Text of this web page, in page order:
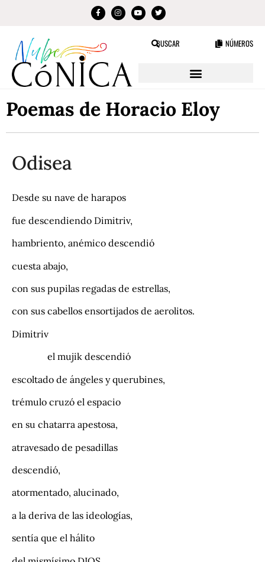
BUSCAR NÚMEROS
Poemas de Horacio Eloy
Odisea
Desde su nave de harapos
fue descendiendo Dimitriv,
hambriento, anémico descendió
cuesta abajo,
con sus pupilas regadas de estrellas,
con sus cabellos ensortijados de aerolitos.
Dimitriv
el mujik descendió
escoltado de ángeles y querubines,
trémulo cruzó el espacio
en su chatarra apestosa,
atravesado de pesadillas
descendió,
atormentado, alucinado,
a la deriva de las ideologías,
sentía que el hálito